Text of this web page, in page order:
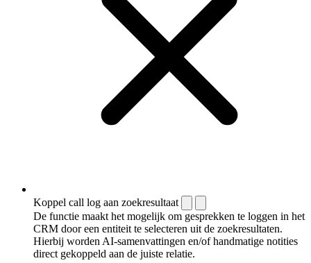
Koppel call log aan zoekresultaat
De functie maakt het mogelijk om gesprekken te loggen in het
CRM door een entiteit te selecteren uit de zoekresultaten.
Hierbij worden AI-samenvattingen en/of handmatige notities
direct gekoppeld aan de juiste relatie.